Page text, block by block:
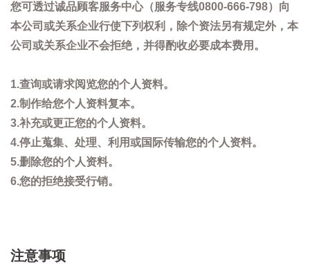
您可透过诚品顾客服务中心（服务专线0800-666-798）向
本公司或关系企业行使下列权利，除个资法另有规定外，本
公司或关系企业不会拒绝，并得酌收必要成本费用。
1.查询或请求阅览您的个人资料。
2.制作给您个人资料复本。
3.补充或更正您的个人资料。
4.停止蒐集、处理、利用或国际传输您的个人资料。
5.删除您的个人资料。
6.您的拒绝接受行销。
注意事项